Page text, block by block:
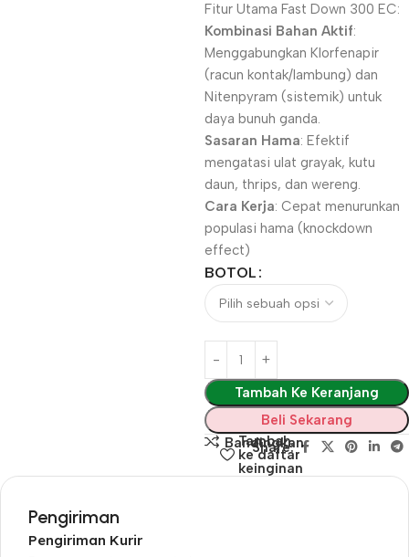
Fitur Utama Fast Down 300 EC:
Kombinasi Bahan Aktif:
Menggabungkan Klorfenapir
(racun kontak/lambung) dan
Nitenpyram (sistemik) untuk
daya bunuh ganda.
Sasaran Hama: Efektif
mengatasi ulat grayak, kutu
daun, thrips, dan wereng.
Cara Kerja: Cepat menurunkan
populasi hama (knockdown
effect)
BOTOL
Tambah Ke Keranjang
Beli Sekarang
Bandingkan
Tambah
ke daftar
keinginan
Share:
Pengiriman
Pengiriman Kurir